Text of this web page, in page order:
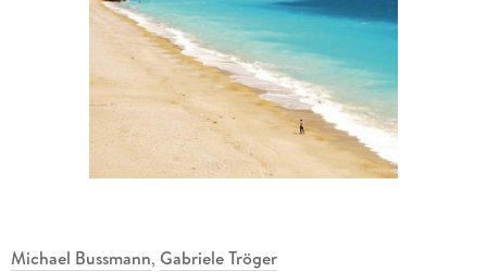
Michael Bussmann, Gabriele Tröger